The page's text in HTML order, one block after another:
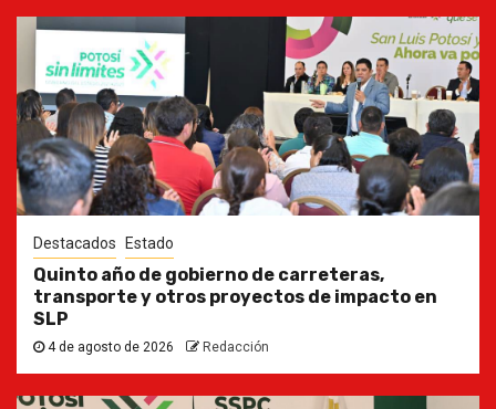
Destacados Estado
Quinto año de gobierno de carreteras,
transporte y otros proyectos de impacto en
SLP
4 de agosto de 2026 Redacción